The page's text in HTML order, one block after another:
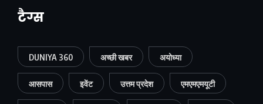
टैग्स
DUNIYA 360 अच्छी खबर अयोध्या
आसपास इवेंट उत्तम प्रदेश एमएमएमयूटी